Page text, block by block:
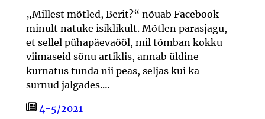
„Millest mõtled, Berit?“ nõuab Facebook
minult natuke isiklikult. Mõtlen parasjagu,
et sellel pühapäevaööl, mil tõmban kokku
viimaseid sõnu artiklis, annab üldine
kurnatus tunda nii peas, seljas kui ka
surnud jalgades.…
4-5/2021